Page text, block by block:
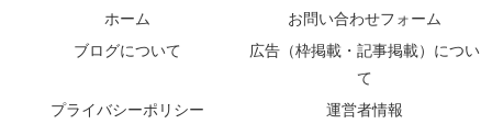
ホーム
お問い合わせフォーム
ブログについて
広告（枠掲載・記事掲載）につい
て
プライバシーポリシー
運営者情報